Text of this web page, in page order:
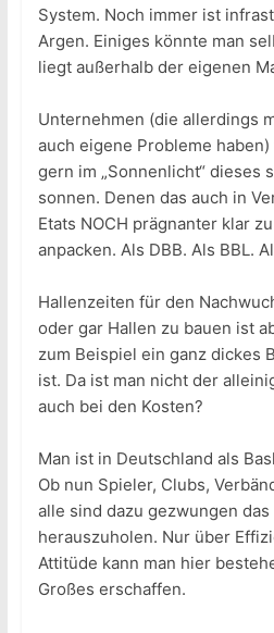
System. Noch immer ist
Argen. Einiges könnte man
liegt außerhalb der eigenen
Unternehmen (die allerdings
auch eigene Probleme
gern im „Sonnenlicht“ dieses
sonnen. Denen das auch in
Etats NOCH prägnanter klar
anpacken. Als DBB. Als BBL.
Hallenzeiten für den
oder gar Hallen zu bauen ist
zum Beispiel ein ganz dickes
ist. Da ist man nicht der
auch bei den Kosten?
Man ist in Deutschland als
Ob nun Spieler, Clubs,
alle sind dazu gezwungen
herauszuholen. Nur über
Attitüde kann man hier
Großes erschaffen.